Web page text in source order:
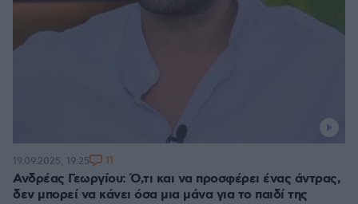
Ανδρέας Γεωργίου: Ό,τι και να προσφέρει ένας άντρας,
δεν μπορεί να κάνει όσα μια μάνα για το παιδί της
19.09.2025, 19:25 11